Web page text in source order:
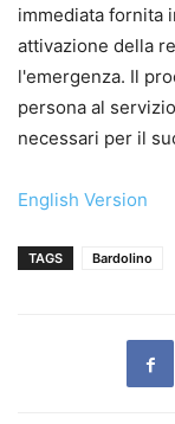
immediata fornita
attivazione della
l'emergenza. Il
persona al
necessari per il
English Version
TAGS Bardolino